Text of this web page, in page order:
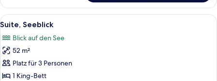
Zimmer
(Collection)
Alle
Fotos
für
Suite,
Seeblick
anzeigen
Ein Hotelzimmer mit einem großen
3
Suite, Seeblick
Blick auf den See
52 m²
Platz für 3 Personen
1 King-Bett